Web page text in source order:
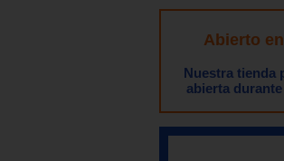
Abierto
Nuestra tienda
abierta